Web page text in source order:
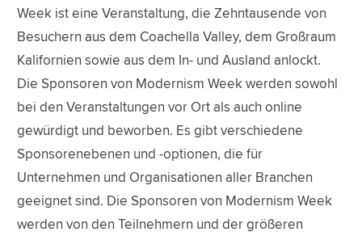
Week ist eine Veranstaltung, die Zehntausende von
Besuchern aus dem Coachella Valley, dem Großraum
Kalifornien sowie aus dem In- und Ausland anlockt.
Die Sponsoren von Modernism Week werden sowohl
bei den Veranstaltungen vor Ort als auch online
gewürdigt und beworben. Es gibt verschiedene
Sponsorenebenen und -optionen, die für
Unternehmen und Organisationen aller Branchen
geeignet sind. Die Sponsoren von Modernism Week
werden von den Teilnehmern und der größeren